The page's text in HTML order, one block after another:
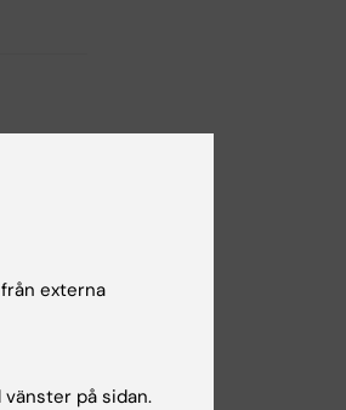
externa
på sidan.